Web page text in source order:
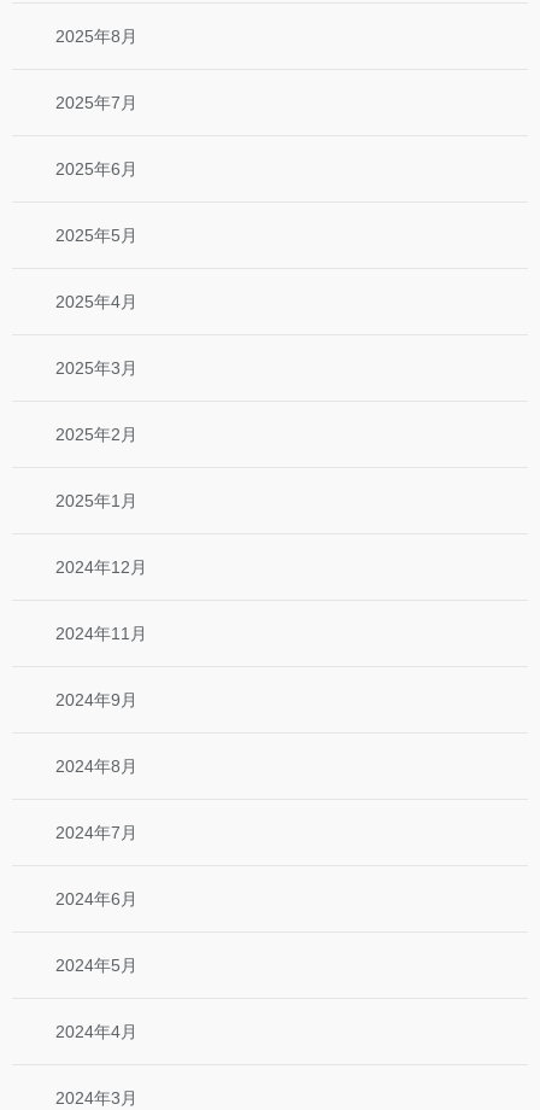
2025年8月
2025年7月
2025年6月
2025年5月
2025年4月
2025年3月
2025年2月
2025年1月
2024年12月
2024年11月
2024年9月
2024年8月
2024年7月
2024年6月
2024年5月
2024年4月
2024年3月